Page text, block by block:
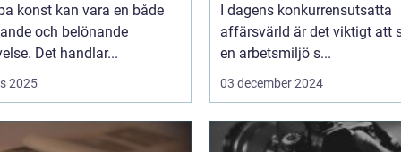
konst kan vara en både
och belönande
Det handlar...
2025
I dagens konkurrensutsatta
affärsvärld är det viktigt att
en arbetsmiljö s...
03 december 2024